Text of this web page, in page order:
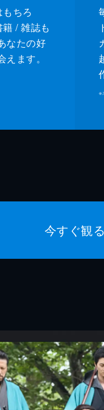
ちろ
/ 雑誌も
なたの好
ます。
※
今すぐ観る